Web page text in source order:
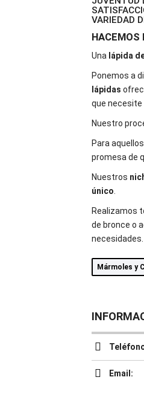
VARIEDAD
HACEMOS
Una lápida
Ponemos a
lápidas
que necesite
Nuestro
Para
promesa de
Nuestros
único
Realizamos
de bronce o
necesidades.
Mármoles y
Email: